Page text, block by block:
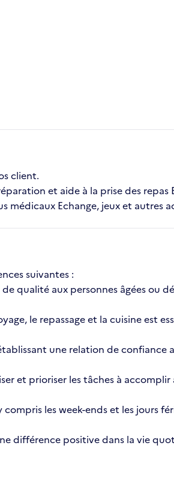
client.
et aide à la prise des
médicaux Echange, jeux et autres
suivantes :
qualité aux personnes âgées ou
le repassage et la cuisine est
une relation de confiance
et prioriser les tâches à
les week-ends et les jours
différence positive dans la vie